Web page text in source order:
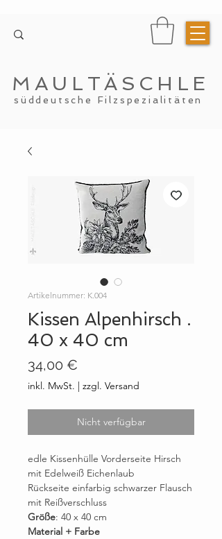
MAULTÄSCHLE
süddeutsche Filzspezialitäten
Artikelnummer: K.004
Kissen Alpenhirsch .
40 x 40 cm
34,00 €
inkl. MwSt. zzgl. Versand
Nicht verfügbar
edle Kissenhülle Vorderseite Hirsch
mit Edelweiß Eichenlaub
Rückseite einfarbig schwarzer Flausch
mit Reißverschluss
Größe: 40 x 40 cm
Material + Farbe